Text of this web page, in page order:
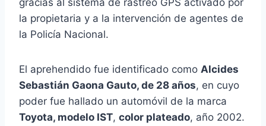
la propietaria y a la intervención de agentes de
la Policía Nacional.
El aprehendido fue identificado como Alcides
Sebastián Gaona Gauto, de 28 años, en cuyo
poder fue hallado un automóvil de la marca
Toyota, modelo IST, color plateado, año 2002.